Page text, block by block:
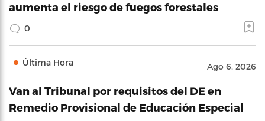
aumenta el riesgo de fuegos forestales
0
Última Hora Ago 6, 2026
Van al Tribunal por requisitos del DE en
Remedio Provisional de Educación Especial